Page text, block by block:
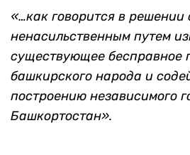
«…как говорится в решении
ненасильственным путем
существующее бесправное
башкирского народа и
построению независимого
Башкортостан».